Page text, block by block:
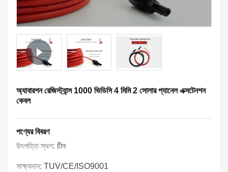
অ্যাবারশন রেজিস্ট্যান্স 1000 ভিডিসি 4 মিমি 2 সোলার প্যানেল এক্সটেনশন
কেবল
পণ্যের বিবরণ
উৎপত্তি স্থল: চীন
সাক্ষ্যদান: TUV/CE/ISO9001